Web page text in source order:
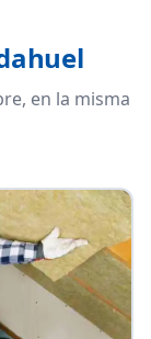
en la misma